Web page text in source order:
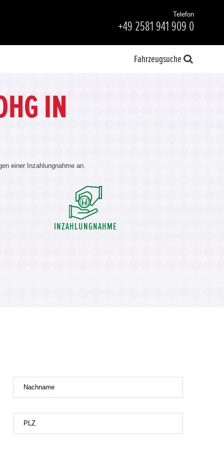
Telefon
+49 2581 941 909 0
Fahrzeugsuche
IN
einer Inzahlungnahme an.
INZAHLUNGNAHME